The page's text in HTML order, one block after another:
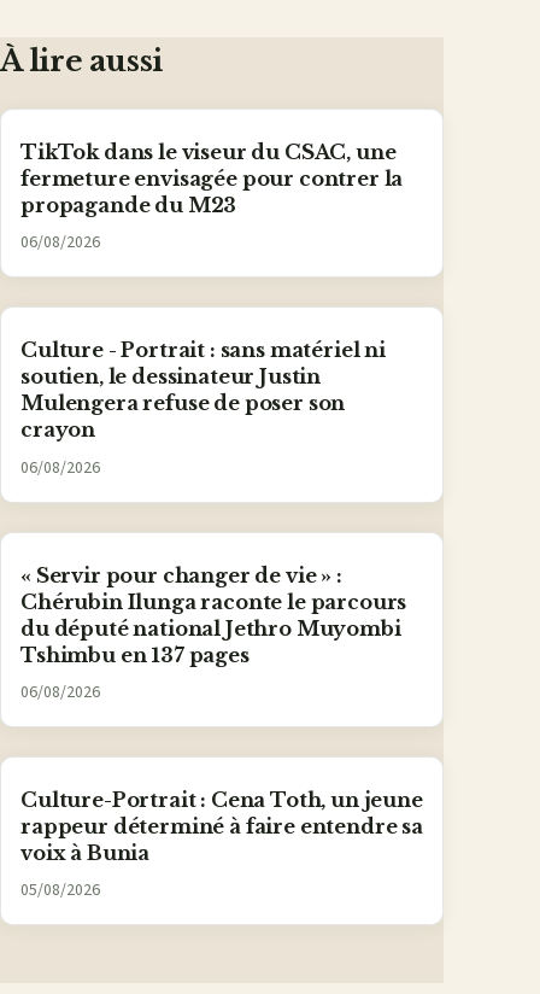
À lire aussi
TikTok dans le viseur du CSAC, une
fermeture envisagée pour contrer la
propagande du M23
06/08/2026
Culture - Portrait : sans matériel ni
soutien, le dessinateur Justin
Mulengera refuse de poser son
crayon
06/08/2026
« Servir pour changer de vie » :
Chérubin Ilunga raconte le parcours
du député national Jethro Muyombi
Tshimbu en 137 pages
06/08/2026
Culture-Portrait : Cena Toth, un jeune
rappeur déterminé à faire entendre sa
voix à Bunia
05/08/2026